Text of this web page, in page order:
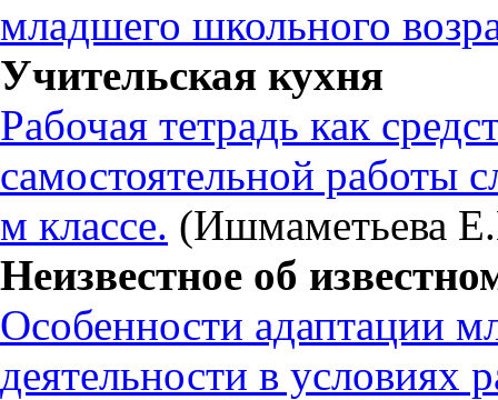
младшего школьного
Учительская кухня
Рабочая тетрадь как
самостоятельной работы
м классе. (Ишмаметьева
Неизвестное об
Особенности адаптации
деятельности в условиях